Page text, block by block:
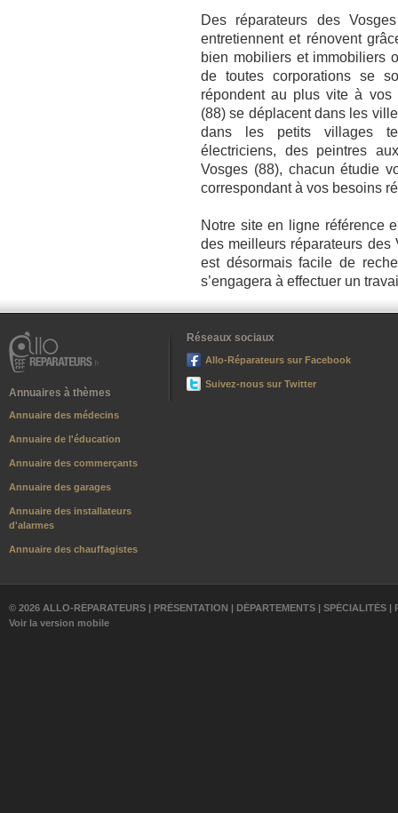
Des réparateurs des
entretiennent et rénovent
bien mobiliers et immobiliers
de toutes corporations se
répondent au plus vite à vos
(88) se déplacent dans les
dans les petits villages
électriciens, des peintres
Vosges (88), chacun étudie
correspondant à vos besoins
Notre site en ligne référence
des meilleurs réparateurs
est désormais facile de
s’engagera à effectuer un
Annuaires à thèmes
Annuaire des médecins
Annuaire de l'éducation
Annuaire des commerçants
Annuaire des garages
Annuaire des installateurs
d'alarmes
Annuaire des chauffagistes
Réseaux sociaux
Allo-Réparateurs sur Facebook
Suivez-nous sur Twitter
© 2026 ALLO-RÉPARATEURS | PRÉSENTATION DÉPARTEMENTS SPÉCIALITÉS
Voir la version mobile